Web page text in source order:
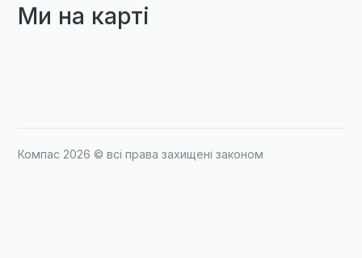
Ми на карті
Компас 2026 © всі права захищені законом